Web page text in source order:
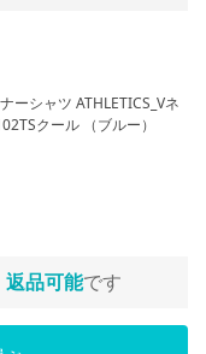
ーシャツ ATHLETICS_Vネ
クール （ブルー）
返品可能です